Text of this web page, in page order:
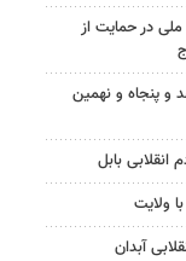
در حمایت از
و پنجاه و نهمین
بابل
ولایت
آبدان